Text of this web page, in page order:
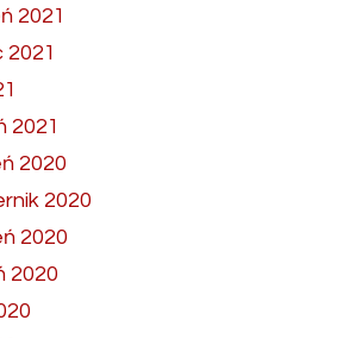
2021
2021
2021
2020
2020
2020
2020